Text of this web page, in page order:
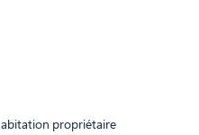
propriétaire